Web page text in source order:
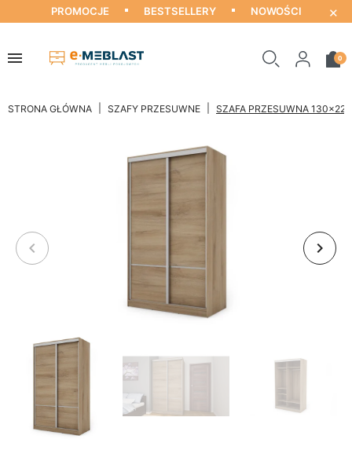
PROMOCJE BESTSELLERY NOWOŚCI ×
0
STRONA GŁÓWNA SZAFY PRZESUWNE SZAFA PRZESUWNA
Poprzedni
keyboard_arrow_left keyboard_arrow_right